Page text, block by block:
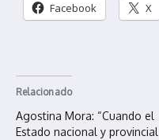
Facebook X
Relacionado
Agostina Mora: “Cuando el
Estado nacional y provincial